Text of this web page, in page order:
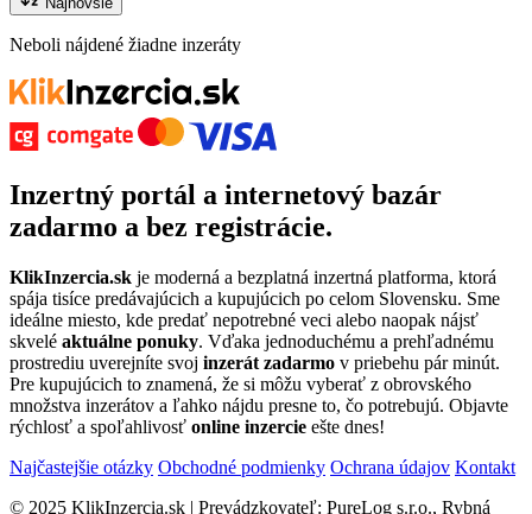
Neboli nájdené žiadne inzeráty
Inzertný portál a internetový bazár
zadarmo a bez registrácie.
KlikInzercia.sk je moderná a bezplatná inzertná platforma, ktorá
spája tisíce predávajúcich a kupujúcich po celom Slovensku. Sme
ideálne miesto, kde predať nepotrebné veci alebo naopak nájsť
skvelé aktuálne ponuky. Vďaka jednoduchému a prehľadnému
prostrediu uverejníte svoj inzerát zadarmo v priebehu pár minút.
Pre kupujúcich to znamená, že si môžu vyberať z obrovského
množstva inzerátov a ľahko nájdu presne to, čo potrebujú. Objavte
rýchlosť a spoľahlivosť online inzercie ešte dnes!
Najčastejšie otázky Obchodné podmienky Ochrana údajov Kontakt
© 2025 KlikInzercia.sk | Prevádzkovateľ: PureLog s.r.o., Rybná